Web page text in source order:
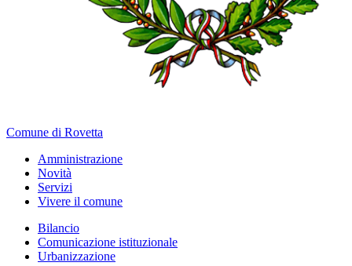
Comune di Rovetta
Amministrazione
Novità
Servizi
Vivere il comune
Bilancio
Comunicazione istituzionale
Urbanizzazione